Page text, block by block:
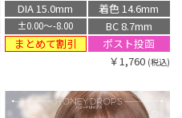
DIA 15.0mm
着色 14.6mm
±0.00〜-8.00
BC 8.7mm
まとめて割引
ポスト投函
￥1,760 (税込)